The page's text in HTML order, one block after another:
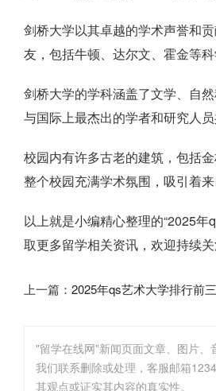
剑桥大学以其卓越的学术声誉和
友，包括牛顿、达尔文、霍金等科
剑桥大学的学科涵盖了文学、自
与国际上最杰出的学者和研究人员
校园内有许多古老的建筑，包括
整个校园充满学术氛围，吸引着
以上就是小编精心整理的“2025
取更多留学相关资讯，欢迎持续
上一篇： 2025年qs艺术大学排行前
"留学在线网"新闻页面文章、图片
其观点或证实其内容的真实性。